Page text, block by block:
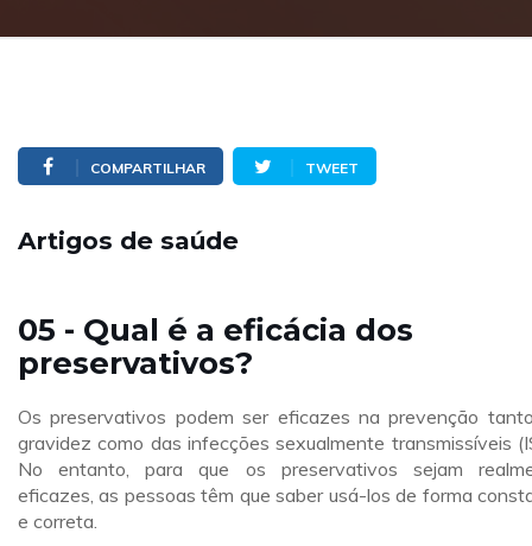
COMPARTILHAR TWEET
Artigos de saúde
05 - Qual é a eficácia dos
preservativos?
Os preservativos podem ser eficazes na prevenção
gravidez como das infecções sexualmente transmissíveis
No entanto, para que os preservativos sejam
eficazes, as pessoas têm que saber usá-los de forma
e correta.